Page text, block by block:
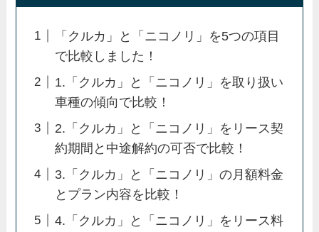
「クルカ」と「ニコノリ」を5つの項目
で比較しました！
1.「クルカ」と「ニコノリ」を取り扱い
車種の傾向で比較！
2.「クルカ」と「ニコノリ」をリース契
約期間と中途解約の可否で比較！
3.「クルカ」と「ニコノリ」の月額料金
とプラン内容を比較！
4.「クルカ」と「ニコノリ」をリース料